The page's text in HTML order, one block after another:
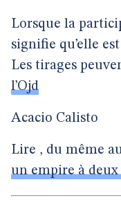
Lorsque la
signifie qu’elle est
Les tirages
l’Ojd
Acacio Calisto
Lire , du même
un empire à deux